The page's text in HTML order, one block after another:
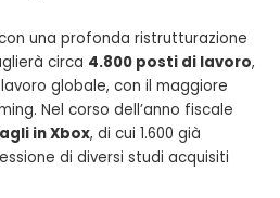
una profonda ristrutturazione
circa 4.800 posti di lavoro,
globale, con il maggiore
Nel corso dell’anno fiscale
in Xbox, di cui 1.600 già
di diversi studi acquisiti